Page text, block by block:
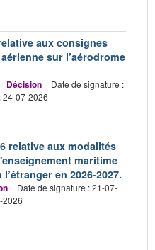
aux consignes
sur l’aérodrome
Décision
Date de signature :
24-07-2026
relative aux modalités
maritime
en 2026-2027.
Date de signature : 21-07-
2026